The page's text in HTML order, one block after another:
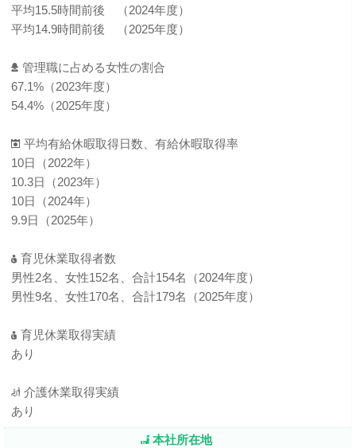
平均15.5時間前後 （2024年度）
平均14.9時間前後 （2025年度）
管理職に占める女性の割合
67.1%（2023年度）
54.4%（2025年度）
平均有給休暇取得日数、有給休暇取得率
10日（2022年）
10.3日（2023年）
10日（2024年）
9.9日（2025年）
育児休業取得者数
男性2名、女性152名、合計154名（2024年度）
男性9名、女性170名、合計179名（2025年度）
育児休業取得実績
あり
介護休業取得実績
あり
本社所在地